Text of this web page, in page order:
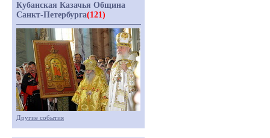
Кубанская Казачья Община
Санкт-Петербурга(121)
Другие события